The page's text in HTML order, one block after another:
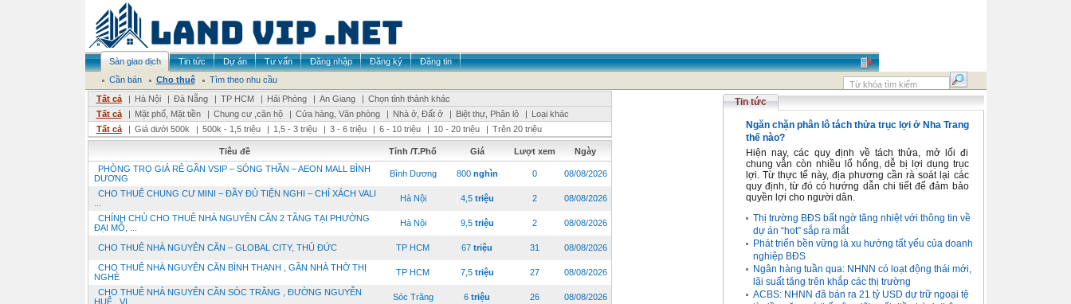
Sàn giao dịch Tin tức Dự án Tư vấn Đăng nhập Đăng ký
Đăng tin
Cần bán
Cho thuê
Tìm theo nhu cầu
Tất cả
| Hà Nội | Đà Nẵng | TP HCM | Hải Phòng | An Giang | Chọn tỉnh thành khác
Tất cả
| Mặt phố, Mặt tiền | Chung cư ,căn hộ | Cửa hàng, Văn phòng | Nhà ở, Đất ở | Biệt thự, Phân lô | Loại khác
Tất cả
| Giá dưới 500k | 500k - 1,5 triệu | 1,5 - 3 triệu | 3 - 6 triệu | 6 - 10 triệu | 10 - 20 triệu | Trên 20 triệu
Tiêu đề Tỉnh /T.Phố Giá Lượt xem
Ngày
PHÒNG TRỌ GIÁ RẺ GẦN VSIP – SÓNG THẦN – AEON MALL BÌNH
DƯƠNG
Bình Dương 800 nghìn 0 08/08/2026
CHO THUÊ CHUNG CƯ MINI – ĐẦY ĐỦ TIỆN NGHI – CHỈ XÁCH VALI
Hà Nội 4,5 triệu 2 08/08/2026
CHÍNH CHỦ CHO THUÊ NHÀ NGUYÊN CĂN 2 TẦNG TẠI PHƯỜNG
ĐẠI MỖ, ...
Hà Nội 9,5 triệu 2 08/08/2026
CHO THUÊ NHÀ NGUYÊN CĂN – GLOBAL CITY, THỦ ĐỨC TP HCM 67 triệu 31 08/08/2026
CHO THUÊ NHÀ NGUYÊN CĂN BÌNH THẠNH , GẦN NHÀ THỜ THỊ
NGHÈ
TP HCM 7,5 triệu 27 08/08/2026
CHO THUÊ NHÀ NGUYÊN CĂN SÓC TRĂNG , ĐƯỜNG NGUYỄN
HUỆ , VỊ ...
Sóc Trăng 6 triệu 26 08/08/2026
Tin tức
Ngăn chặn phân lô tách thửa trục lợi ở Nha Trang
thế nào?
Hiện nay, các quy định về tách thửa, mở lối đi
chung vẫn còn nhiều lổ hổng, dễ bị lợi dụng trục
lợi. Từ thực tế này, địa phương cần rà soát lại các
quy định, từ đó có hướng dẫn chi tiết để đảm bảo
quyền lợi cho người dân.
Thị trường BĐS bất ngờ tăng nhiệt với thông tin về
dự án “hot” sắp ra mắt
Phát triển bền vững là xu hướng tất yếu của doanh
nghiệp BĐS
Ngân hàng tuần qua: NHNN có loạt động thái mới,
lãi suất tăng trên khắp các thị trường
ACBS: NHNN đã bán ra 21 tỷ USD dự trữ ngoại tệ